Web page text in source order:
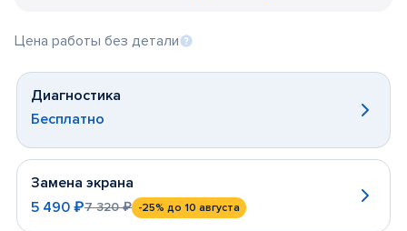
Цена работы без детали
Диагностика
Бесплатно
Замена экрана
5 490 ₽7 320 ₽ -25% до 10 августа